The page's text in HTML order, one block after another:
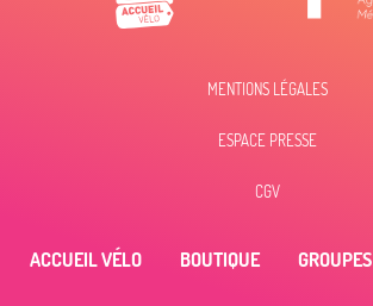
MENTIONS LÉGALES
ESPACE PRESSE
CGV
ACCUEIL VÉLO BOUTIQUE GROUPES